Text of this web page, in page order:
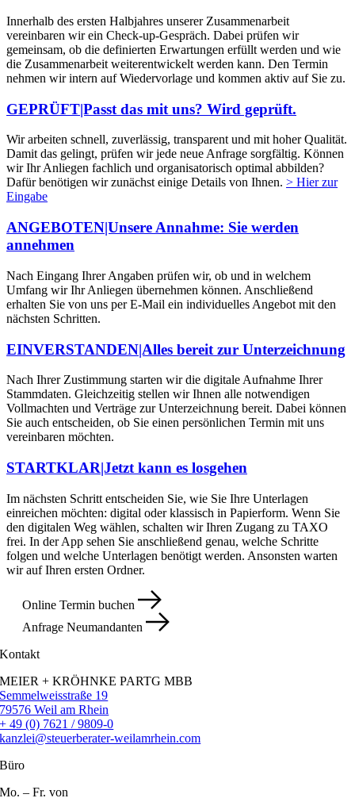
Innerhalb des ersten Halbjahres unserer Zusammenarbeit
vereinbaren wir ein Check-up-Gespräch. Dabei prüfen wir
gemeinsam, ob die definierten Erwartungen erfüllt werden und wie
die Zusammenarbeit weiterentwickelt werden kann. Den Termin
nehmen wir intern auf Wiedervorlage und kommen aktiv auf Sie zu.
GEPRÜFT|Passt das mit uns? Wird geprüft.
Wir arbeiten schnell, zuverlässig, transparent und mit hoher Qualität.
Damit das gelingt, prüfen wir jede neue Anfrage sorgfältig. Können
wir Ihr Anliegen fachlich und organisatorisch optimal abbilden?
Dafür benötigen wir zunächst einige Details von Ihnen. > Hier zur
Eingabe
ANGEBOTEN|Unsere Annahme: Sie werden
annehmen
Nach Eingang Ihrer Angaben prüfen wir, ob und in welchem
Umfang wir Ihr Anliegen übernehmen können. Anschließend
erhalten Sie von uns per E-Mail ein individuelles Angebot mit den
nächsten Schritten.
EINVERSTANDEN|Alles bereit zur Unterzeichnung
Nach Ihrer Zustimmung starten wir die digitale Aufnahme Ihrer
Stammdaten. Gleichzeitig stellen wir Ihnen alle notwendigen
Vollmachten und Verträge zur Unterzeichnung bereit. Dabei können
Sie auch entscheiden, ob Sie einen persönlichen Termin mit uns
vereinbaren möchten.
STARTKLAR|Jetzt kann es losgehen
Im nächsten Schritt entscheiden Sie, wie Sie Ihre Unterlagen
einreichen möchten: digital oder klassisch in Papierform. Wenn Sie
den digitalen Weg wählen, schalten wir Ihren Zugang zu TAXO
frei. In der App sehen Sie anschließend genau, welche Schritte
folgen und welche Unterlagen benötigt werden. Ansonsten warten
wir auf Ihren ersten Ordner.
Online Termin buchen
Anfrage Neumandanten
Kontakt
MEIER + KRÖHNKE PARTG MBB
Semmelweisstraße 19
79576 Weil am Rhein
+ 49 (0) 7621 / 9809-0
kanzlei@steuerberater-weilamrhein.com
Büro
Mo. – Fr. von